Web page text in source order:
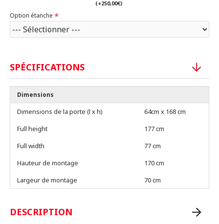
(+250,00€)
Option étanche
SPÉCIFICATIONS
Dimensions
Dimensions de la porte (l x h)
64cm x 168 cm
Full height
177 cm
Full width
77 cm
Hauteur de montage
170 cm
Largeur de montage
70 cm
DESCRIPTION